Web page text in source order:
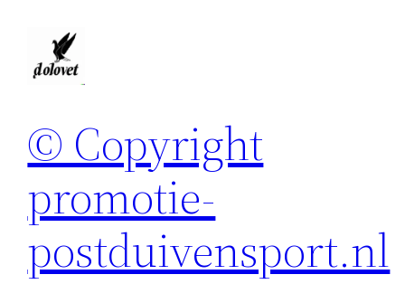
© Copyright
promotie-
postduivensport.nl